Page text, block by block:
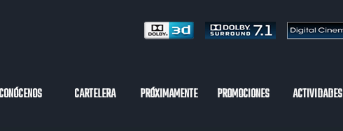
CONÓCENOS CARTELERA PRÓXIMAMENTE PROMOCIONES ACTIVIDADES